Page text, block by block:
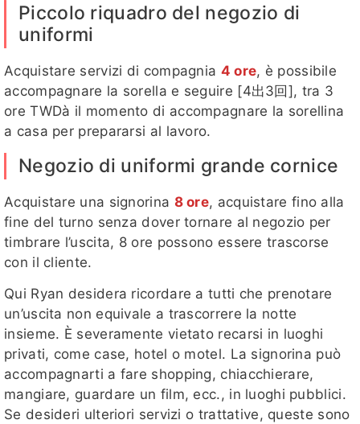
Piccolo riquadro del negozio di
uniformi
Acquistare servizi di compagnia 4 ore, è possibile
accompagnare la sorella e seguire [4出3回], tra 3
ore TWDà il momento di accompagnare la sorellina
a casa per prepararsi al lavoro.
Negozio di uniformi grande cornice
Acquistare una signorina 8 ore, acquistare fino alla
fine del turno senza dover tornare al negozio per
timbrare l’uscita, 8 ore possono essere trascorse
con il cliente.
Qui Ryan desidera ricordare a tutti che prenotare
un’uscita non equivale a trascorrere la notte
insieme. È severamente vietato recarsi in luoghi
privati, come case, hotel o motel. La signorina può
accompagnarti a fare shopping, chiacchierare,
mangiare, guardare un film, ecc., in luoghi pubblici.
Se desideri ulteriori servizi o trattative, queste sono